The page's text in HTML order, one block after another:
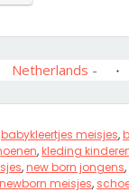
Netherlands -
babykleertjes meisjes,
,kleding
,new born jongens,
newborn meisjes,